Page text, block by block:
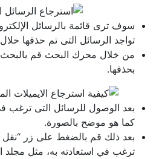
سوف ترى قائمة بالرسائل
تواجد الرسائل التى تم حذفها خلال آخر 30
من خلال محرك البحث قم
بحذفها.
بعد الوصول للرسائل التى ترغب
كما هو موضح بالصورة.
بعد ذلك قم بالضغط على زر “نقل
ترغب في استعادته به، مثل مجلد